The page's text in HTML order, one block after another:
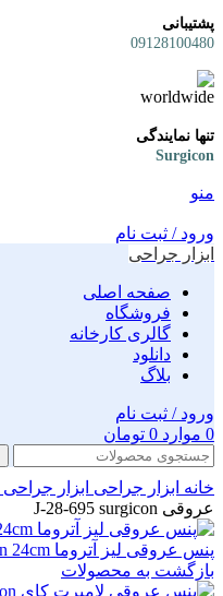
پشتیبانی
09128100480
تنها نمایندگی
Surgicon
منو
ورود / ثبت نام
ابزار جراحی
صفحه اصلی
فروشگاه
گالری کارخانه
دانلود
بلاگ
ورود / ثبت نام
0 موارد 0 تومان
خانه ابزار جراحی ابزار جراحی SURGICON
عروقی J-28-695 surgicon
پنس عروقی لیز آتروما J-27-415 surgicon 24cm
بازگشت به محصولات